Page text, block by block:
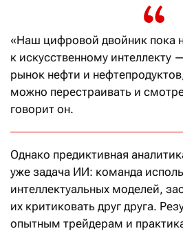
«Наш цифровой двойник пока
к искусственному интеллекту
рынок нефти и
можно перестраивать и
говорит он.
Однако предиктивная
уже задача ИИ: команда
интеллектуальных моделей,
их критиковать друг друга.
опытным трейдерам и